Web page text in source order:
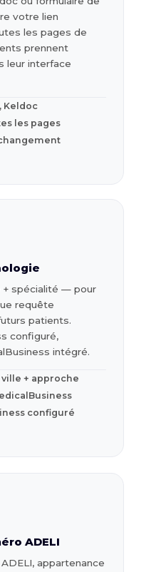
votre lien
les pages de
prennent
leur interface
Keldoc
les pages
+ spécialité — pour
requête
patients.
configuré,
intégré.
+ approche
configuré
ADELI
appartenance